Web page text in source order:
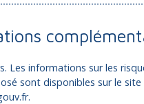
Les informations sur les
sont disponibles sur le site